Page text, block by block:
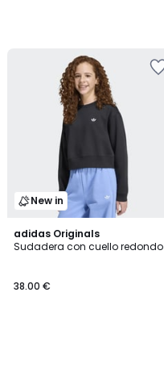
New in
adidas Originals
Sudadera con cuello redondo
38.00 €